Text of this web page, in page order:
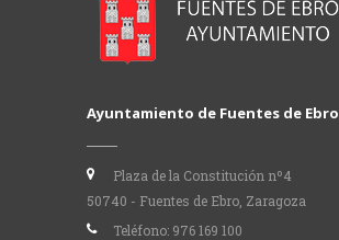
Ayuntamiento de Fuentes de Ebro
Plaza de la Constitución nº4
50740 - Fuentes de Ebro, Zaragoza
Teléfono: 976 169 100